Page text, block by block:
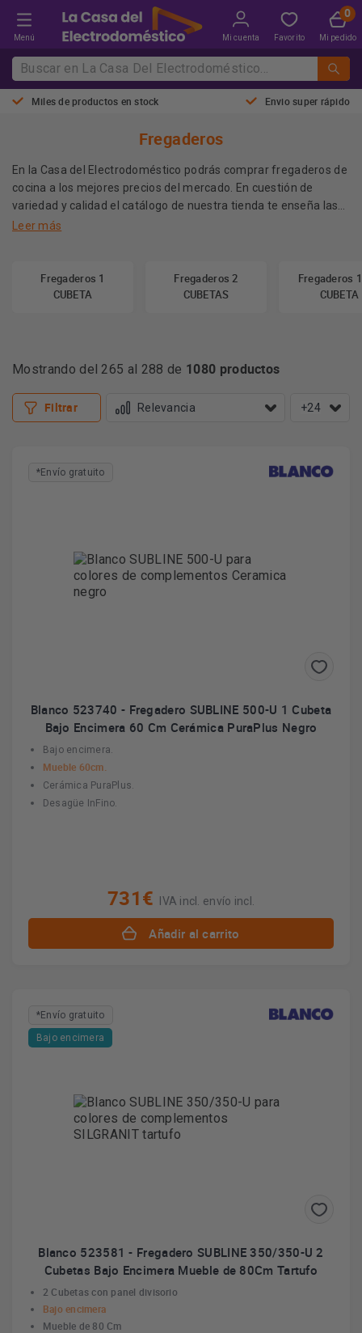
Menú Mi cuenta Favorito Mi pedido
Miles de productos en stock Envio super rápido
Fregaderos
En la Casa del Electrodoméstico podrás comprar fregaderos de
cocina a los mejores precios del mercado. En cuestión de
variedad y calidad el catálogo de nuestra tienda te enseña las
mejores oportunidades de compra de
mueble de cocina.
apropiado para tu casa y tus necesidades.
Leer más
Fregaderos 1
CUBETA
Fregaderos 2
CUBETAS
Fregaderos
CUBETA
Mostrando del 265 al 288 de 1080 productos
Filtrar +24
*Envío gratuito
Blanco 523740 - Fregadero SUBLINE 500-U 1 Cubeta
Bajo Encimera 60 Cm Cerámica PuraPlus Negro
Bajo encimera.
Mueble 60cm.
Cerámica PuraPlus.
Desagüe InFino.
731€ IVA incl. envío incl.
Añadir al carrito
*Envío gratuito
Bajo encimera
Blanco 523581 - Fregadero SUBLINE 350/350-U 2
Cubetas Bajo Encimera Mueble de 80Cm Tartufo
2 Cubetas con panel divisorio
Bajo encimera
Mueble de 80 Cm